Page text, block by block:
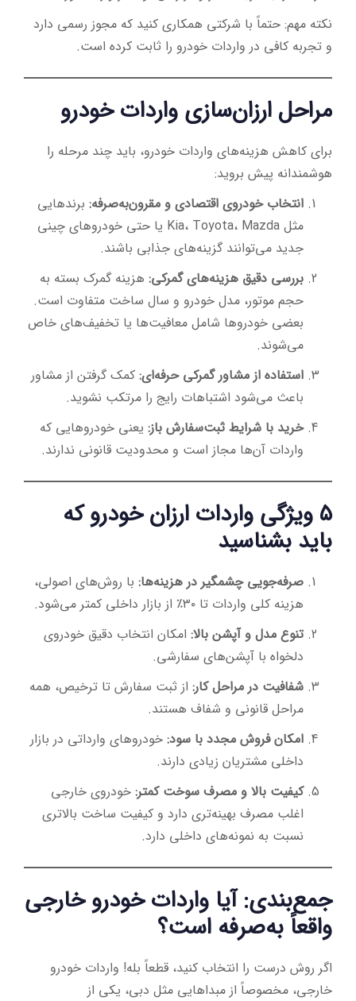
نکته مهم: حتماً با شرکتی همکاری کنید که مجوز رسمی دارد
و تجربه کافی در واردات خودرو را ثابت کرده است.
مراحل ارزان‌سازی واردات خودرو
برای کاهش هزینه‌های واردات خودرو، باید چند مرحله را
هوشمندانه پیش بروید:
انتخاب خودروی اقتصادی و مقرون‌به‌صرفه: برندهایی
مثل Kia، Toyota، Mazda یا حتی خودروهای چینی
جدید می‌توانند گزینه‌های جذابی باشند.
بررسی دقیق هزینه‌های گمرکی: هزینه گمرک بسته به
حجم موتور، مدل خودرو و سال ساخت متفاوت است.
بعضی خودروها شامل معافیت‌ها یا تخفیف‌های خاص
می‌شوند.
استفاده از مشاور گمرکی حرفه‌ای: کمک گرفتن از مشاور
باعث می‌شود اشتباهات رایج را مرتکب نشوید.
خرید با شرایط ثبت‌سفارش باز: یعنی خودروهایی که
واردات آن‌ها مجاز است و محدودیت قانونی ندارند.
۵ ویژگی واردات ارزان خودرو که
باید بشناسید
صرفه‌جویی چشمگیر در هزینه‌ها: با روش‌های اصولی،
هزینه کلی واردات تا ۳۰٪ از بازار داخلی کمتر می‌شود.
تنوع مدل و آپشن بالا: امکان انتخاب دقیق خودروی
دلخواه با آپشن‌های سفارشی.
شفافیت در مراحل کار: از ثبت سفارش تا ترخیص، همه
مراحل قانونی و شفاف هستند.
امکان فروش مجدد با سود: خودروهای وارداتی در بازار
داخلی مشتریان زیادی دارند.
کیفیت بالا و مصرف سوخت کمتر: خودروی خارجی
اغلب مصرف بهینه‌تری دارد و کیفیت ساخت بالاتری
نسبت به نمونه‌های داخلی دارد.
جمع‌بندی: آیا واردات خودرو خارجی
واقعاً به‌صرفه است؟
اگر روش درست را انتخاب کنید، قطعاً بله! واردات خودرو
خارجی، مخصوصاً از مبداهایی مثل دبی، یکی از